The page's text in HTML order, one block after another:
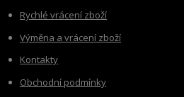
Rychlé vrácení zboží
Výměna a vrácení zboží
Kontakty
Obchodní podmínky